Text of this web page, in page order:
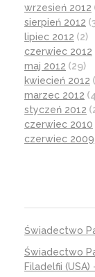
wrzesień 2012
sierpień 2012
lipiec 2012 (2)
czerwiec 2012
maj 2012 (29)
kwiecień 2012
marzec 2012
styczeń 2012
czerwiec 2010
czerwiec 2009
Świadectwo
Świadectwo
Filadelfii (USA)